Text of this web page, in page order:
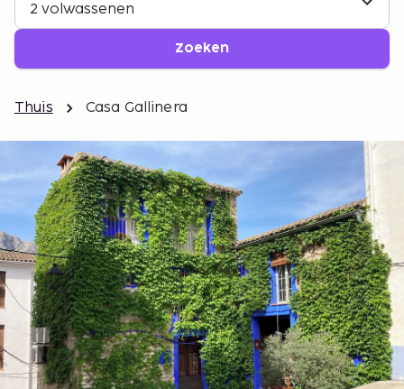
2 volwassenen
Zoeken
Thuis Casa Gallinera